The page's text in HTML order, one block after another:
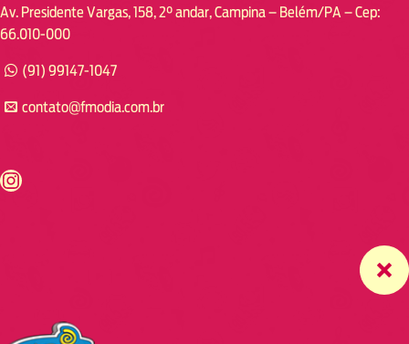
Av. Presidente Vargas, 158, 2° andar, Campina – Belém/PA – Cep:
66.010-000
(91) 99147-1047
contato@fmodia.com.br
https://www.instagram.com/fmodia.cabofrio/